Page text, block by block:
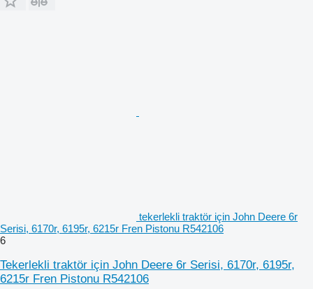
tekerlekli traktör için John Deere 6r
Serisi, 6170r, 6195r, 6215r Fren Pistonu R542106
6
Tekerlekli traktör için John Deere 6r Serisi, 6170r, 6195r,
6215r Fren Pistonu R542106